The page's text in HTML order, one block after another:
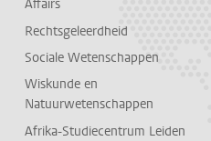
Affairs
Rechtsgeleerdheid
Sociale Wetenschappen
Wiskunde en
Natuurwetenschappen
Afrika-Studiecentrum Leiden